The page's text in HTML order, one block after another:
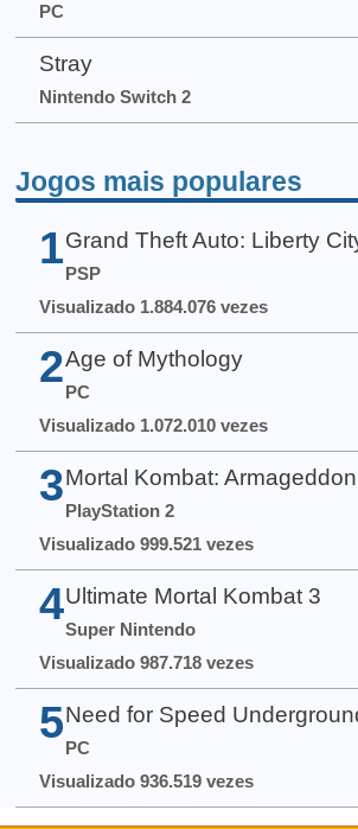
PC
Stray
Nintendo Switch 2
Jogos mais populares
1 Grand Theft Auto: Liberty
PSP
Visualizado 1.884.076 vezes
2 Age of Mythology
PC
Visualizado 1.072.010 vezes
3 Mortal Kombat: Armageddon
PlayStation 2
Visualizado 999.521 vezes
4 Ultimate Mortal Kombat 3
Super Nintendo
Visualizado 987.718 vezes
5 Need for Speed
PC
Visualizado 936.519 vezes